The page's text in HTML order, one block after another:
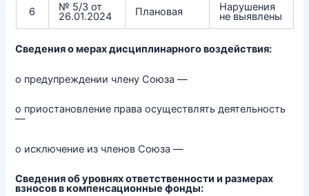
6 № 5/3 от
26.01.2024 Плановая Нарушения
не выявлены
Сведения о мерах дисциплинарного воздействия:
о предупреждении члену Союза —
о приостановление права осуществлять деятельность
—
о исключение из членов Союза —
Сведения об уровнях ответственности и размерах
взносов в компенсационные фонды: